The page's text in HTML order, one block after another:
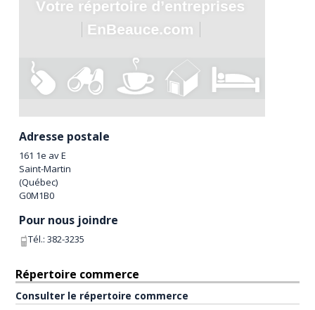
Adresse postale
161 1e av E
Saint-Martin
(Québec)
G0M1B0
Pour nous joindre
Tél.:382-3235
Répertoire commerce
Consulter le répertoire commerce